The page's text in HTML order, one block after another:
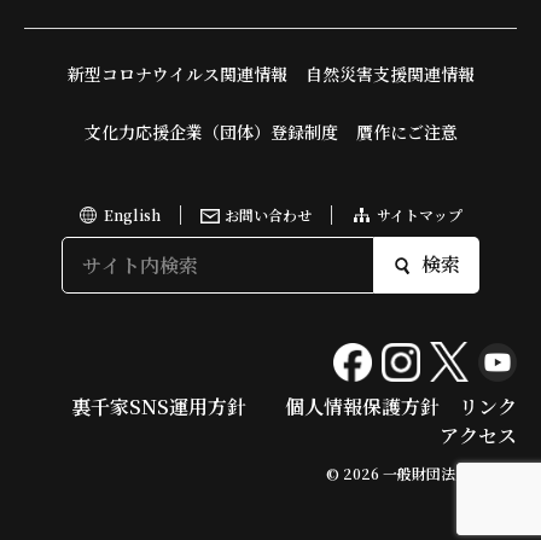
新型コロナウイルス関連情報 自然災害支援関連情報
文化力応援企業（団体）登録制度 贋作にご注意
English お問い合わせ サイトマップ
検索
裏千家SNS運用方針 個人情報保護方針
リンク
アクセス
© 2026 一般財団法人 今日庵